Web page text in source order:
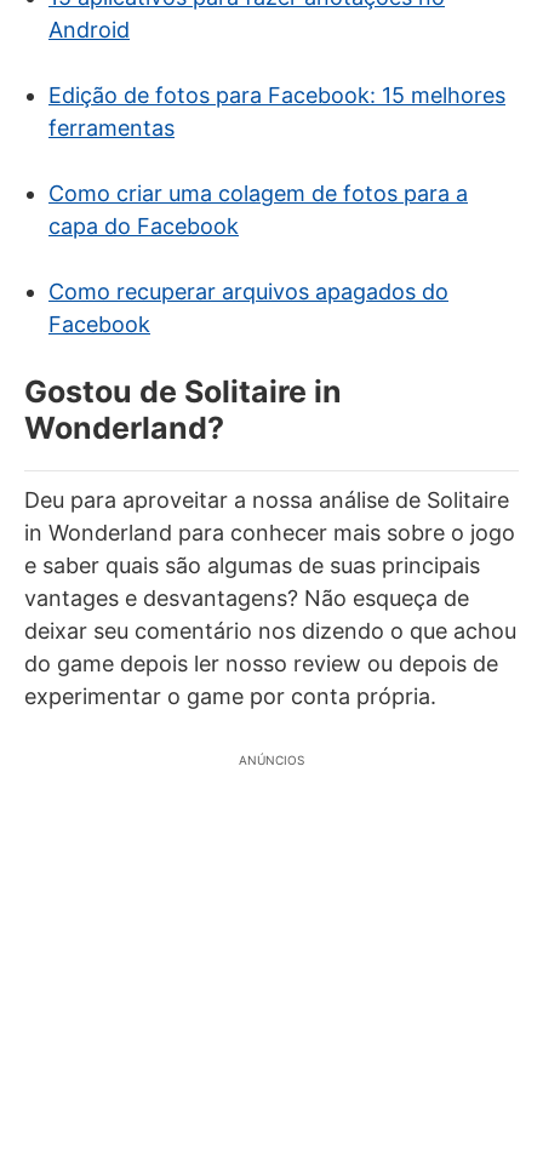
Android
Edição de fotos para Facebook: 15 melhores
ferramentas
Como criar uma colagem de fotos para a
capa do Facebook
Como recuperar arquivos apagados do
Facebook
Gostou de Solitaire in
Wonderland?
Deu para aproveitar a nossa análise de Solitaire
in Wonderland para conhecer mais sobre o jogo
e saber quais são algumas de suas principais
vantages e desvantagens? Não esqueça de
deixar seu comentário nos dizendo o que achou
do game depois ler nosso review ou depois de
experimentar o game por conta própria.
ANÚNCIOS